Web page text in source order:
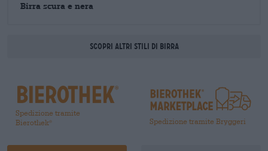
Birra scura e nera
Scopri altri stili di birra
Spedizione tramite
Bierothek® Spedizione tramite Bryggeri